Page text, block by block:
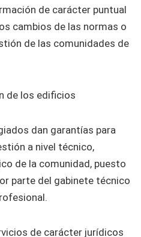
de carácter puntual
cambios de las normas o
de las comunidades de
de los edificios
dan garantías para
a nivel técnico,
de la comunidad, puesto
parte del gabinete técnico
de carácter jurídicos